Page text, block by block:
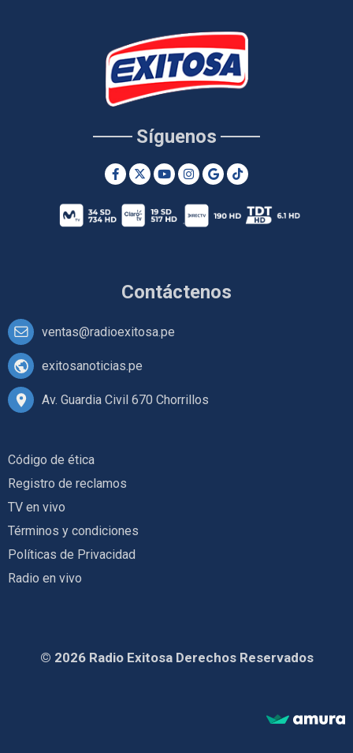
Contáctenos
ventas@radioexitosa.pe
exitosanoticias.pe
Av. Guardia Civil 670 Chorrillos
Síguenos
Código de ética
Registro de reclamos
TV en vivo
Términos y condiciones
Políticas de Privacidad
Radio en vivo
© 2026 Radio Exitosa Derechos Reservados